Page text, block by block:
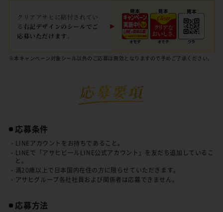
クリアアサヒに貼付されてい
る 右記デザインのシールでご
応募いただけます。
※本キャンペーン対象シール以外のご応募は無効となりますので予めご了承ください。
応募条件
・LINEアカウントをお持ちであること。
・LINEで「アサヒビールLINE公式アカウント」を友だち追加しているこ
と。
・満20歳以上で日本国内在住の方に限らせていただきます。
・アサヒグループ各社社員および関係者は応募できません。
応募方法